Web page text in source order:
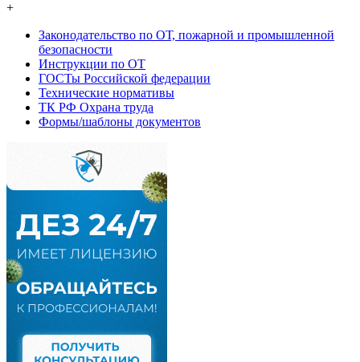
+
Законодательство по ОТ, пожарной и промышленной
безопасности
Инструкции по ОТ
ГОСТы Российской федерации
Технические нормативы
ТК РФ Охрана труда
Формы/шаблоны документов